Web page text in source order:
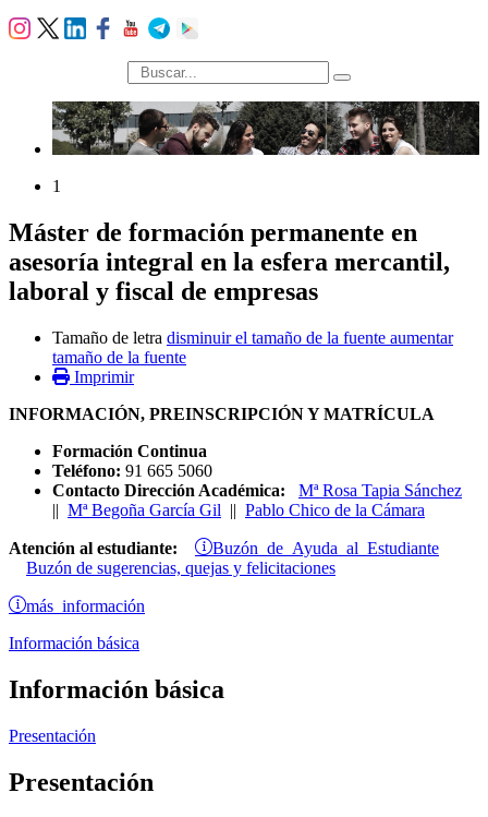
búsqueda
1
Máster de formación permanente en
asesoría integral en la esfera mercantil,
laboral y fiscal de empresas
Tamaño de letra disminuir el tamaño de la fuente aumentar
tamaño de la fuente
Imprimir
INFORMACIÓN, PREINSCRIPCIÓN Y MATRÍCULA
Formación Continua
Teléfono: 91 665 5060
Contacto Dirección Académica: Mª Rosa Tapia Sánchez
|| Mª Begoña García Gil || Pablo Chico de la Cámara
Atención al estudiante: Buzón de Ayuda al Estudiante
Buzón de sugerencias, quejas y felicitaciones
más información
Información básica
Información básica
Presentación
Presentación